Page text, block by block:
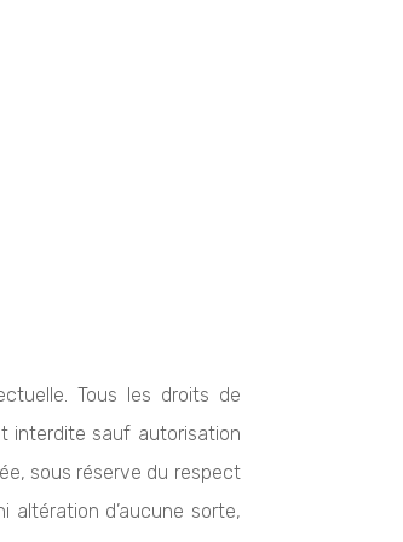
Tous les droits de
interdite sauf autorisation
sous réserve du respect
altération d’aucune sorte,